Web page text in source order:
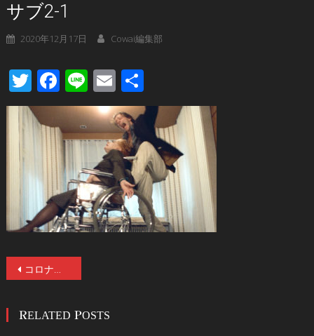
サブ2-1
2020年12月17日 Cowai編集部
Twitter
Facebook
LineEmail
有
投
ナ
コロナ禍で異常なヒットを記録した映画『アングスト／不安』が国内初Blu-ray&DVD化決定！新規場面7点も公開！観る者の心に取り返しのつかない深い傷跡を残す、耐性と覚悟を要する痛恨の衝撃作。
RELATED POSTS